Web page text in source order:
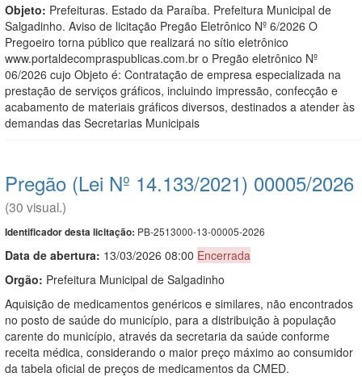
Objeto: Prefeituras. Estado da Paraíba. Prefeitura Municipal de
Salgadinho. Aviso de licitação Pregão Eletrônico Nº 6/2026 O
Pregoeiro torna público que realizará no sítio eletrônico
www.portaldecompraspublicas.com.br o Pregão eletrônico Nº
06/2026 cujo Objeto é: Contratação de empresa especializada na
prestação de serviços gráficos, incluindo impressão, confecção e
acabamento de materiais gráficos diversos, destinados a atender às
demandas das Secretarias Municipais
Pregão (Lei Nº 14.133/2021) 00005/2026
(30 visual.)
Identificador desta licitação: PB-2513000-13-00005-2026
Data de abertura: 13/03/2026 08:00 Encerrada
Orgão: Prefeitura Municipal de Salgadinho
Aquisição de medicamentos genéricos e similares, não encontrados
no posto de saúde do município, para a distribuição à população
carente do município, através da secretaria da saúde conforme
receita médica, considerando o maior preço máximo ao consumidor
da tabela oficial de preços de medicamentos da CMED.